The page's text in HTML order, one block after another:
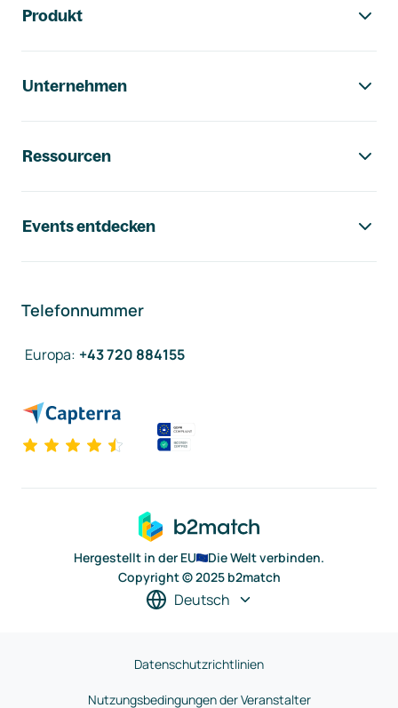
Produkt
Unternehmen
Ressourcen
Events entdecken
Telefonnummer
Europa: +43 720 884155
Hergestellt in der EU
Die Welt verbinden.
Copyright © 2025 b2match
Deutsch
Datenschutzrichtlinien
Nutzungsbedingungen der Veranstalter